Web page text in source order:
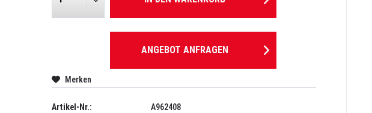
ANGEBOT ANFRAGEN
Merken
Artikel-Nr.: A962408